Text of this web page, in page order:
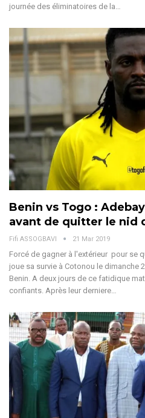
journée des éliminatoires de la…
Benin vs Togo :
avant de quitter le nid
Fifi ASSOGBAVI 21 Mar 2019
Forcé de gagner à l'extérieur pour se
joue sa survie à Cotonou le dimanche
Benin. A deux jours de ce fatidique
confiants. Après leur derniere…